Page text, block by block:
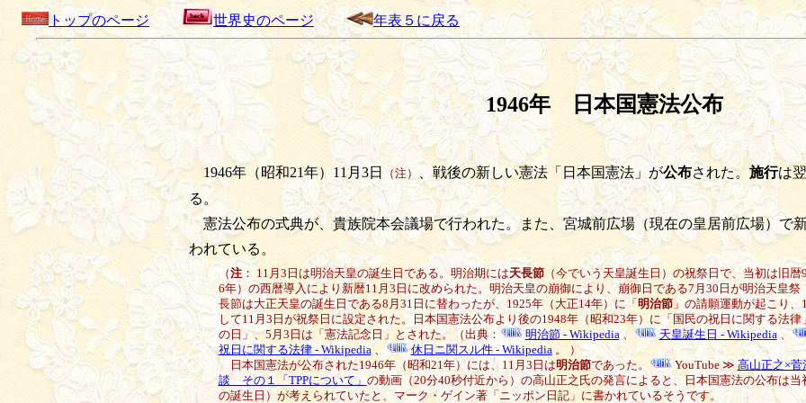
トップのページ 世界史のページ 年表５に戻る
1946年 日本国憲法公布
1946年（昭和21年）11月3日 （注） 、戦後の新しい憲法「日本国憲法」が公布された。 施行は
る。
憲法公布の式典が、貴族院本会議場で行われた。また、宮城前広場（現在の皇居前広場）で
われている。
（注： 11月3日は明治天皇の誕生日である。明治期には天長節（今でいう天皇誕生日）の祝祭日で、当初は旧
6年）の西暦導入により新暦11月3日に改められた。明治天皇の崩御により、崩御日である7月30日が明治天皇
長節は大正天皇の誕生日である8月31日に替わったが、1925年（大正14年）に「 明治節」の請願運動が起こり、
して11月3日が祝祭日に設定された。日本国憲法公布より後の1948年（昭和23年）に「国民の祝日に関する法
の日」、5月3日は「憲法記念日」とされた。（出典：
明治節 - Wikipedia、 天皇誕生日 - Wikipedia、
祝日に関する法律 - Wikipedia、 休日ニ関スル件 - Wikipedia。 ）
日本国憲法が公布された1946年（昭和21年）には、11月3日は明治節であった。 YouTube ≫高山正之×菅
談 その１「TPPについて」 の動画（20分40秒付近から）の高山正之氏の発言によると、日本国憲法の公布は
の誕生日）が考えられていたと、マーク・ゲイン著「ニッポン日記」に書かれているそうです。